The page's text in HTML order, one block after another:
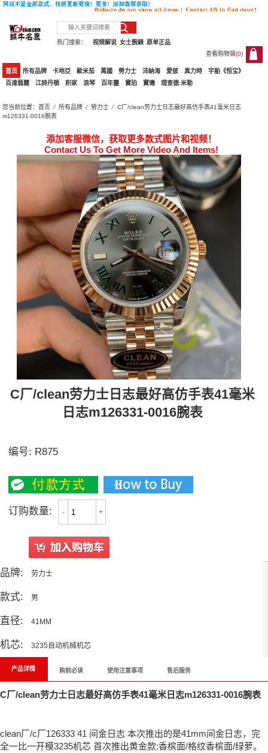
热门搜索： 原单正品
女士腕錶
视频解说
查看购物袋(0)
0
首页 所有品牌 卡地亞 歐米茄 萬國 勞力士 沛納海 愛彼 真力時
宇舶《恒宝》
百達翡麗
江詩丹頓 积家 浪琴 百年靈 寶珀 寶璣 理查德.米勒
您当前位置：首页 ⁄所有品牌 ⁄勞力士 ⁄ C厂/clean劳力士日志最好高仿手表41毫米日志
m126331-0016腕表
添加客服微信，获取更多款式图片和视频！
Contact Us To Get More Video And Items!
C厂/clean劳力士日志最好高仿手表41毫米
日志m126331-0016腕表
编号: R875
订购数量: - +
品牌: 劳力士
款式: 男
直径: 41MM
机芯: 3235自动机械机芯
产品详情 购前必读 使用注意事项 售后服务
C厂/clean劳力士日志最好高仿手表41毫米日志m126331-0016腕表
clean厂/c厂126333 41 间金日志 本次推出的是41mm间金日志，完
全一比一开模3235机芯 首次推出黄金款:香槟面/格纹香槟面/绿萝。